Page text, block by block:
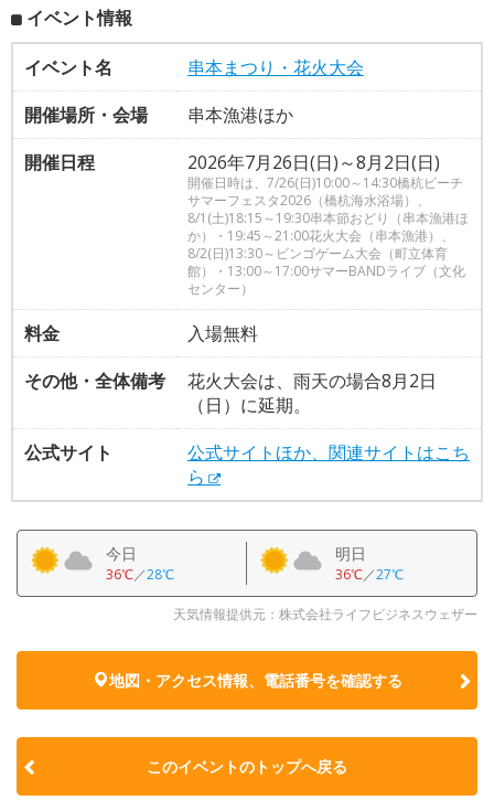
イベント情報
イベント名
串本まつり・花火大会
開催場所・会場
串本漁港ほか
開催日程
2026年7月26日(日)～8月2日(日)
開催日時は、7/26(日)10:00～14:30橋杭ビーチ
サマーフェスタ2026（橋杭海水浴場）、
8/1(土)18:15～19:30串本節おどり（串本漁港ほ
か）・19:45～21:00花火大会（串本漁港）、
8/2(日)13:30～ビンゴゲーム大会（町立体育
館）・13:00～17:00サマーBANDライブ（文化
センター）
料金
入場無料
その他・全体備考
花火大会は、雨天の場合8月2日
（日）に延期。
公式サイト
公式サイトほか、関連サイトはこち
ら
今日
36℃／28℃
明日
36℃／27℃
天気情報提供元：株式会社ライフビジネスウェザー
地図・アクセス情報、電話番号を確認する
このイベントのトップへ戻る